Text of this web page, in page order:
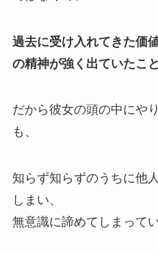
過去に受け入れてきた価
の精神が強く出ていたこ
だから彼女の頭の中にや
も、
知らず知らずのうちに他
しまい、
無意識に諦めてしまってい